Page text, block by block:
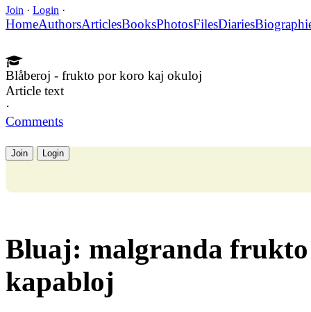
Join · Login ·
HomeAuthorsArticlesBooksPhotosFilesDiaries
Blåberoj - frukto por koro kaj okuloj
Article text
·
Comments
Join Login
Bluaj: malgranda
kapabloj